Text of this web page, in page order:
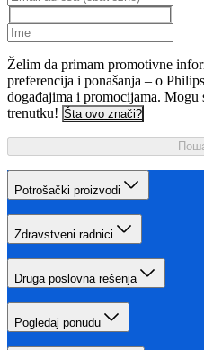
Želim da primam promotivne
preferencija i ponašanja – o
događajima i promocijama.
trenutku! Šta ovo znači?
Potrošački proizvodi
Zdravstveni radnici
Druga poslovna rešenja
Pogledaj ponudu